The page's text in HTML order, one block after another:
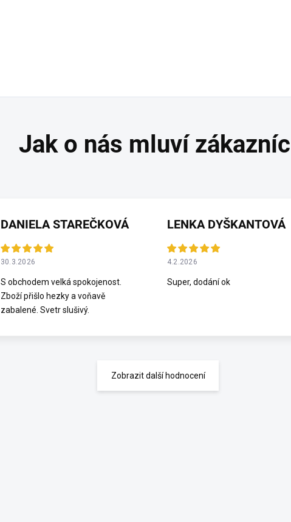
DANIELA STAREČKOVÁ
30.3.2026
S obchodem velká spokojenost.
Zboží přišlo hezky a voňavě
zabalené. Svetr slušivý.
LENKA DYŠKANTOVÁ
4.2.2026
Super, dodání ok
Zobrazit další hodnocení